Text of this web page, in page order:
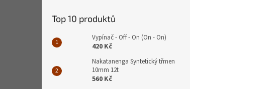
Top 10 produktů
Vypínač - Off - On (On - On)
420 Kč
Nakatanenga Syntetický třmen
10mm 12t
560 Kč